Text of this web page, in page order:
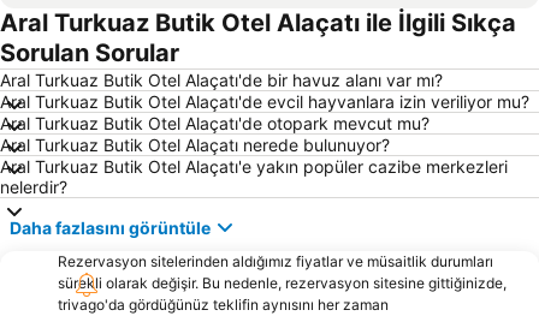
İzmir Adnan Menderes Havalimanı
Balıklıova
Çiğli Tren Garı
Buca Arena
Aqua Fantasy
Bostanlı İskelesi
Bayraklı Vapur İskelesi
Basmane
İzmir Fuar Merkezi
Yeni Foça Halk Plajı
Akarca Plajı
Büyük Akkum Plajı
Karabağlar
İzmir Otobüs Terminali
Basmane Tren Garı
Karşıyaka İskelesi
Aral Turkuaz Butik Otel Alaçatı ile İlgili Sıkça
Sorulan Sorular
Aral Turkuaz Butik Otel Alaçatı'de bir havuz alanı var mı?
Aral Turkuaz Butik Otel Alaçatı'de evcil hayvanlara izin veriliyor mu?
Aral Turkuaz Butik Otel Alaçatı'de otopark mevcut mu?
Aral Turkuaz Butik Otel Alaçatı nerede bulunuyor?
Aral Turkuaz Butik Otel Alaçatı'e yakın popüler cazibe merkezleri
nelerdir?
Daha fazlasını görüntüle
Rezervasyon sitelerinden aldığımız fiyatlar ve müsaitlik durumları
sürekli olarak değişir. Bu nedenle, rezervasyon sitesine gittiğinizde,
trivago'da gördüğünüz teklifin aynısını her zaman